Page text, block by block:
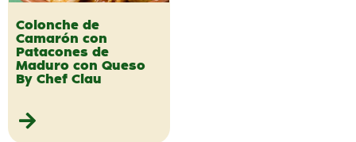
Colonche de
Camarón con
Patacones de
Maduro con Queso
By Chef Clau